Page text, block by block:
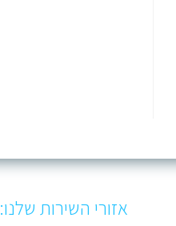
אזורי השירות שלנו: